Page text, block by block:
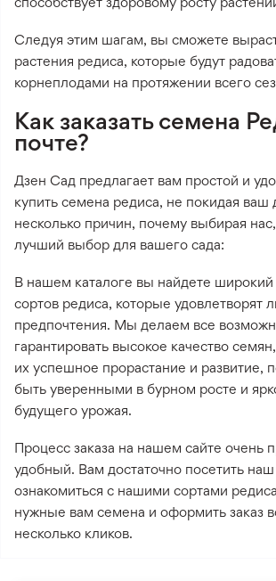
Следуя этим шагам, вы сможете
растения редиса, которые будут
корнеплодами на протяжении всего
Как заказать семена
почте?
Дзен Сад предлагает вам простой и
купить семена редиса, не покидая ваш
несколько причин, почему выбирая
лучший выбор для вашего сада:
В нашем каталоге вы найдете широкий
сортов редиса, которые удовлетворят
предпочтения. Мы делаем все
гарантировать высокое качество
их успешное прорастание и развитие,
быть уверенными в бурном росте и
будущего урожая.
Процесс заказа на нашем сайте очень
удобный. Вам достаточно посетить наш
ознакомиться с нашими сортами
нужные вам семена и оформить заказ
несколько кликов.